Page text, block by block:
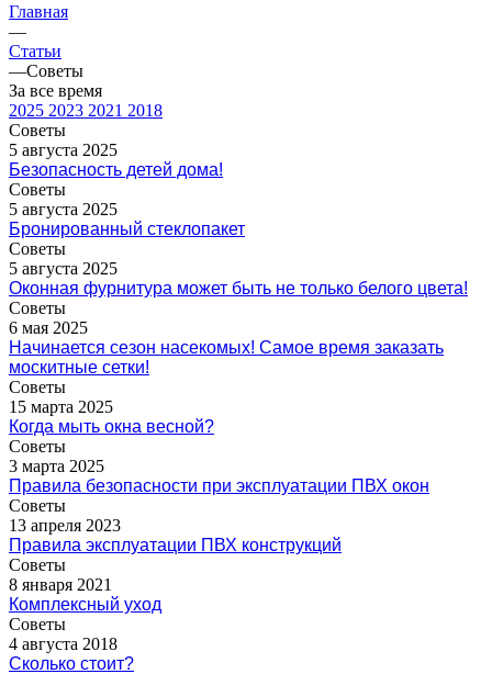
Главная
—
Статьи
—Советы
За все время
2025 2023 2021 2018
Советы
5 августа 2025
Безопасность детей дома!
Советы
5 августа 2025
Бронированный стеклопакет
Советы
5 августа 2025
Оконная фурнитура может быть не только белого цвета!
Советы
6 мая 2025
Начинается сезон насекомых! Самое время заказать
москитные сетки!
Советы
15 марта 2025
Когда мыть окна весной?
Советы
3 марта 2025
Правила безопасности при эксплуатации ПВХ окон
Советы
13 апреля 2023
Правила эксплуатации ПВХ конструкций
Советы
8 января 2021
Комплексный уход
Советы
4 августа 2018
Сколько стоит?